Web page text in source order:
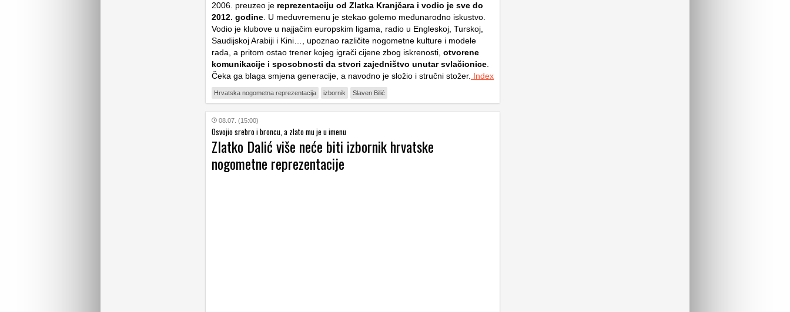
2006. preuzeo je reprezentaciju od Zlatka Kranjčara i vodio je sve do
2012. godine. U međuvremenu je stekao golemo međunarodno iskustvo.
Vodio je klubove u najjačim europskim ligama, radio u Engleskoj, Turskoj,
Saudijskoj Arabiji i Kini…, upoznao različite nogometne kulture i modele
rada, a pritom ostao trener kojeg igrači cijene zbog iskrenosti, otvorene
komunikacije i sposobnosti da stvori zajedništvo unutar svlačionice.
Čeka ga blaga smjena generacije, a navodno je složio i stručni stožer. Index
Hrvatska nogometna reprezentacija izbornik Slaven Bilić
08.07. (15:00)
Osvojio srebro i broncu, a zlato mu je u imenu
Zlatko Dalić više neće biti izbornik hrvatske
nogometne reprezentacije